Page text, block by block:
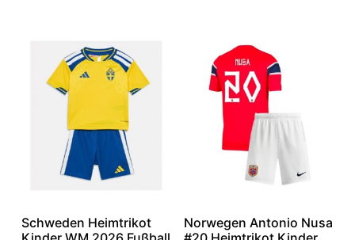
Schweden Heimtrikot
Norwegen Antonio Nusa